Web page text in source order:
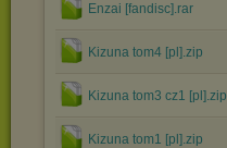
Enzai [fandisc].rar
Kizuna tom4 [pl].zip
Kizuna tom3 cz1 [pl].zip
Kizuna tom1 [pl].zip